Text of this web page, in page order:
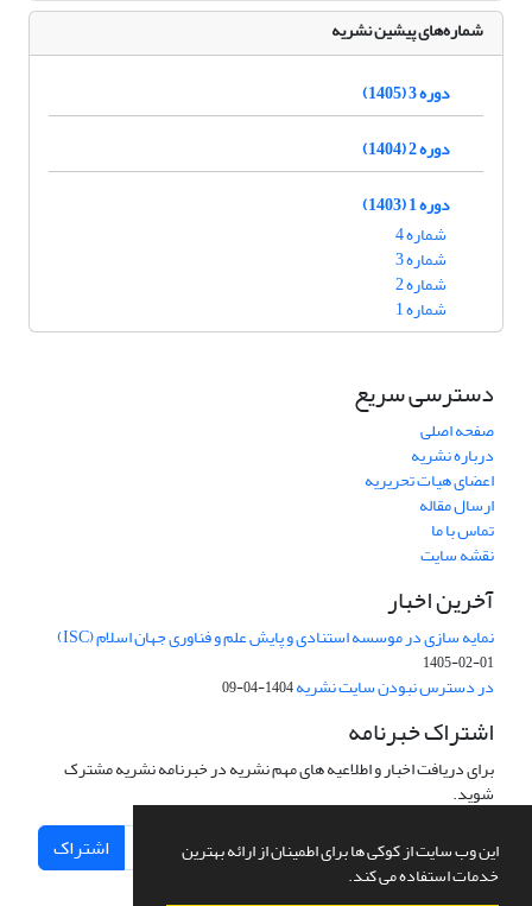
این وب سایت از کوکی ها برای اطمینان از ارائه بهترین
خدمات استفاده می کند.
شماره‌های پیشین نشریه
دوره 3 (1405)
دوره 2 (1404)
دوره 1 (1403)
شماره 4
شماره 3
شماره 2
شماره 1
دسترسی سریع
صفحه اصلی
درباره نشریه
اعضای هیات تحریریه
ارسال مقاله
تماس با ما
نقشه سایت
آخرین اخبار
نمایه سازی در موسسه استنادی و پایش علم و فناوری جهان اسلام (ISC)
1405-02-01
در دسترس نبودن سایت نشریه1404-04-09
اشتراک خبرنامه
برای دریافت اخبار و اطلاعیه های مهم نشریه در خبرنامه نشریه مشترک
شوید.
اشتراک